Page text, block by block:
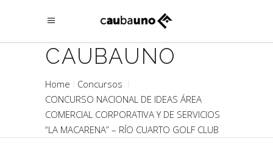
CAUBAUNO
Home
Concursos
CONCURSO NACIONAL DE IDEAS ÁREA
COMERCIAL CORPORATIVA Y DE SERVICIOS
“LA MACARENA” – RÍO CUARTO GOLF CLUB